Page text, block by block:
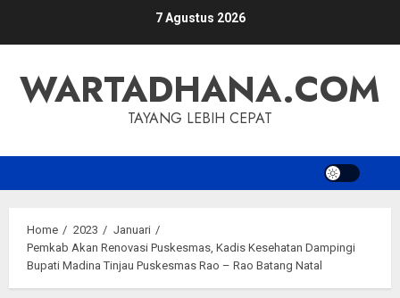
7 Agustus 2026
WARTADHANA.COM
TAYANG LEBIH CEPAT
Home 2023
Januari
Pemkab Akan Renovasi Puskesmas, Kadis Kesehatan Dampingi
Bupati Madina Tinjau Puskesmas Rao – Rao Batang Natal